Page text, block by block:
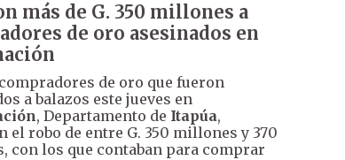
más de G. 350 millones a
de oro asesinados en
de oro que fueron
a balazos este jueves en
, Departamento de Itapúa,
el robo de entre G. 350 millones y 370
con los que contaban para comprar